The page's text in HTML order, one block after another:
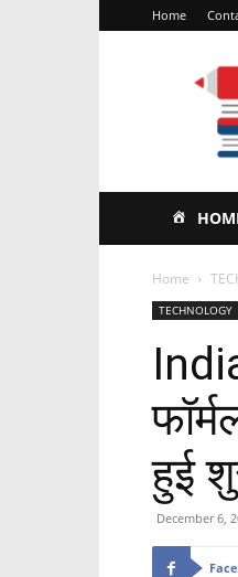
Home
Home
TECHNOLOGY
हुई
December 6,